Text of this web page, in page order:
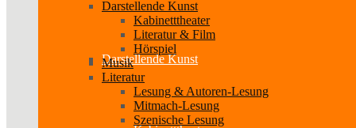
Darstellende Kunst
Darstellende Kunst
Kabinetttheater
Literatur & Film
Hörspiel
Musik
Literatur
Lesung & Autoren-Lesung
Mitmach-Lesung
Szenische Lesung